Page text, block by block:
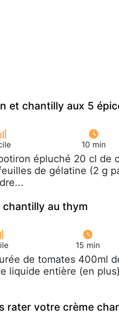
et chantilly aux 5
10 min
épluché 20 cl de
de gélatine (2 g
au thym
15 min
de tomates 400ml
liquide entière (en
rater votre crème